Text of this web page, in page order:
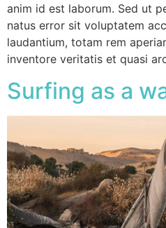
anim id est laborum. Sed ut
natus error sit voluptatem
laudantium, totam rem
inventore veritatis et quasi
Surfing as a